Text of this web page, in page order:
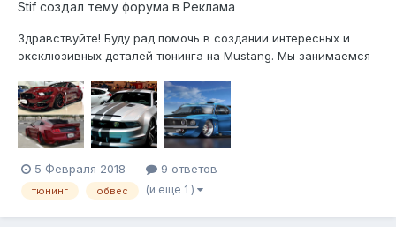
Stif создал тему форума в Реклама
Здравствуйте! Буду рад помочь в создании интересных и
эксклюзивных деталей тюнинга на Mustang. Мы занимаемся
только, все что связано с дизайном и эксклюзивом и
нестандартными работами. Цель и дейтельность не связана с
просто продажей детале...
5 Февраля 2018 9 ответов
тюнинг обвес (и еще 1 )